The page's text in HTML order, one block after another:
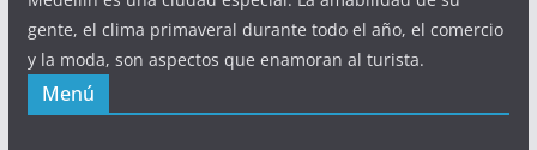
gente, el clima primaveral durante todo el año, el comercio
y la moda, son aspectos que enamoran al turista.
Menú